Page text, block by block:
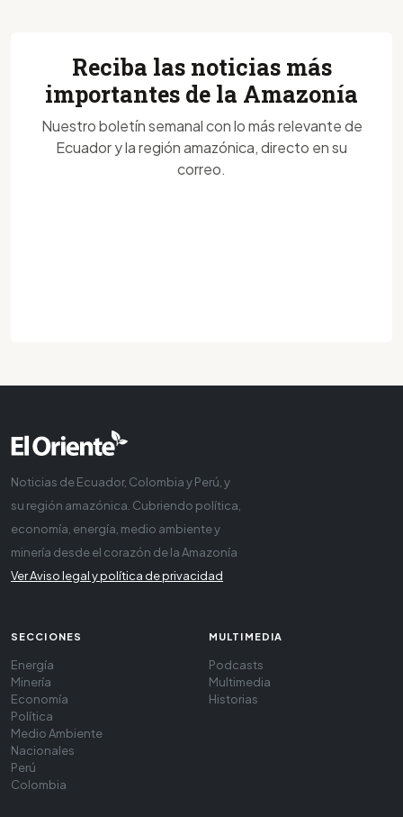
Reciba las noticias más
importantes de la Amazonía
Nuestro boletín semanal con lo más relevante de
Ecuador y la región amazónica, directo en su
correo.
Noticias de Ecuador, Colombia y Perú, y
su región amazónica. Cubriendo política,
economía, energía, medio ambiente y
minería desde el corazón de la Amazonía
Ver Aviso legal y política de privacidad
SECCIONES
Energía
Minería
Economía
Política
Medio Ambiente
Nacionales
Perú
Colombia
MULTIMEDIA
Podcasts
Multimedia
Historias